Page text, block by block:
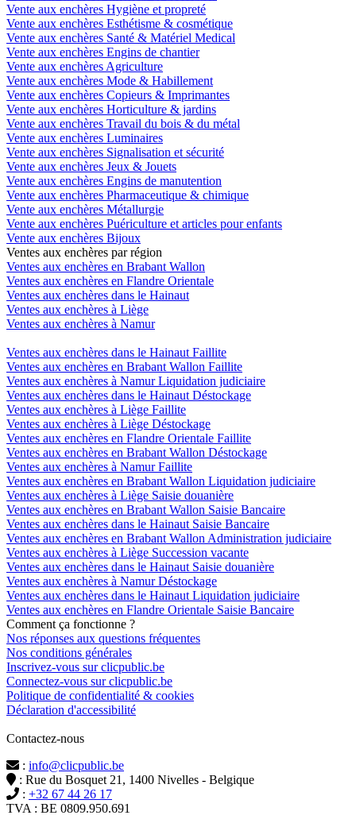
Vente aux enchères Hygiène et propreté
Vente aux enchères Esthétisme & cosmétique
Vente aux enchères Santé & Matériel Medical
Vente aux enchères Engins de chantier
Vente aux enchères Agriculture
Vente aux enchères Mode & Habillement
Vente aux enchères Copieurs & Imprimantes
Vente aux enchères Horticulture & jardins
Vente aux enchères Travail du bois & du métal
Vente aux enchères Luminaires
Vente aux enchères Signalisation et sécurité
Vente aux enchères Jeux & Jouets
Vente aux enchères Engins de manutention
Vente aux enchères Pharmaceutique & chimique
Vente aux enchères Métallurgie
Vente aux enchères Puériculture et articles pour enfants
Vente aux enchères Bijoux
Ventes aux enchères par région
Ventes aux enchères en Brabant Wallon
Ventes aux enchères en Flandre Orientale
Ventes aux enchères dans le Hainaut
Ventes aux enchères à Liège
Ventes aux enchères à Namur
Ventes aux enchères dans le Hainaut Faillite
Ventes aux enchères en Brabant Wallon Faillite
Ventes aux enchères à Namur Liquidation judiciaire
Ventes aux enchères dans le Hainaut Déstockage
Ventes aux enchères à Liège Faillite
Ventes aux enchères à Liège Déstockage
Ventes aux enchères en Flandre Orientale Faillite
Ventes aux enchères en Brabant Wallon Déstockage
Ventes aux enchères à Namur Faillite
Ventes aux enchères en Brabant Wallon Liquidation judiciaire
Ventes aux enchères à Liège Saisie douanière
Ventes aux enchères en Brabant Wallon Saisie Bancaire
Ventes aux enchères dans le Hainaut Saisie Bancaire
Ventes aux enchères en Brabant Wallon Administration judiciaire
Ventes aux enchères à Liège Succession vacante
Ventes aux enchères dans le Hainaut Saisie douanière
Ventes aux enchères à Namur Déstockage
Ventes aux enchères dans le Hainaut Liquidation judiciaire
Ventes aux enchères en Flandre Orientale Saisie Bancaire
Comment ça fonctionne ?
Nos réponses aux questions fréquentes
Nos conditions générales
Inscrivez-vous sur clicpublic.be
Connectez-vous sur clicpublic.be
Politique de confidentialité & cookies
Déclaration d'accessibilité
Contactez-nous
: info@clicpublic.be
: Rue du Bosquet 21, 1400 Nivelles - Belgique
: +32 67 44 26 17
TVA : BE 0809.950.691